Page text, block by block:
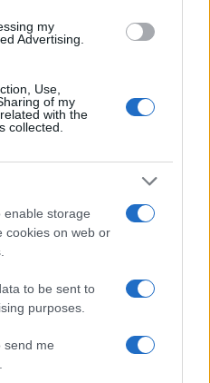
my
Advertising.
Use,
of my
with the
collected.
enable storage
cookies on web or
to be sent to
purposes.
send me
le accuse di Conte sulle